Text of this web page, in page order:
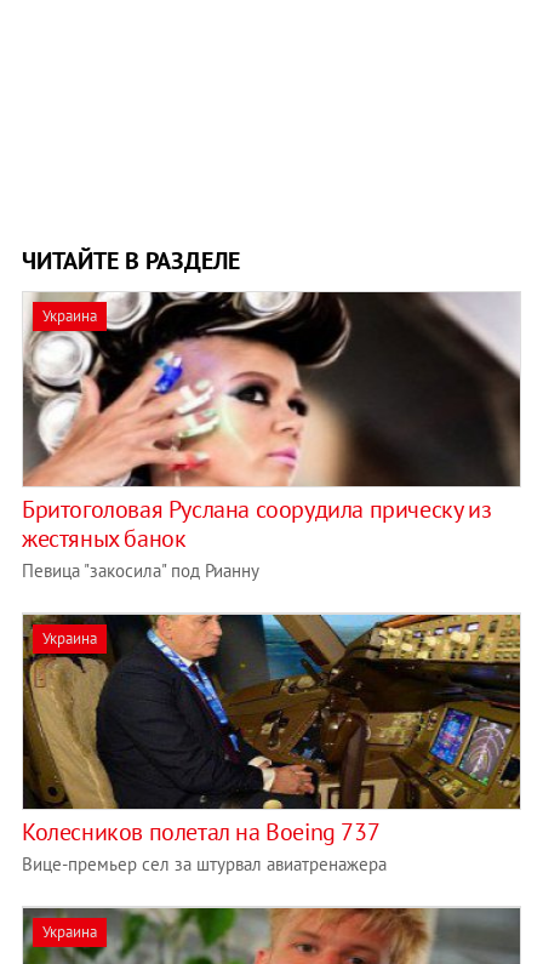
ЧИТАЙТЕ В РАЗДЕЛЕ
Украина
Бритоголовая Руслана соорудила прическу из
жестяных банок
Певица "закосила" под Рианну
Украина
Колесников полетал на Boeing 737
Вице-премьер сел за штурвал авиатренажера
Украина